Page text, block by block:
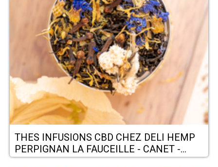
THES INFUSIONS CBD CHEZ DELI HEMP
PERPIGNAN LA FAUCEILLE - CANET -
ARGELES - SAINT CYPRIEN - POLLESTRE